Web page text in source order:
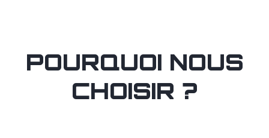
POURQUOI NOUS
CHOISIR ?